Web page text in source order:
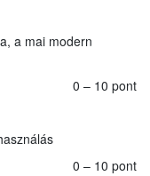
a mai modern
0 – 10 pont
0 – 10 pont